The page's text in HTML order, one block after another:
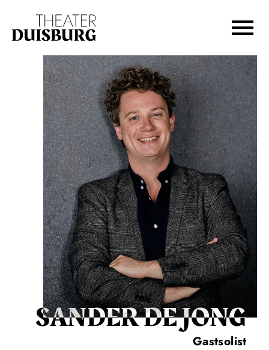
Zur Hauptnavigation springen
Zum Footer springen
SANDER DE JONG
Gastsolist